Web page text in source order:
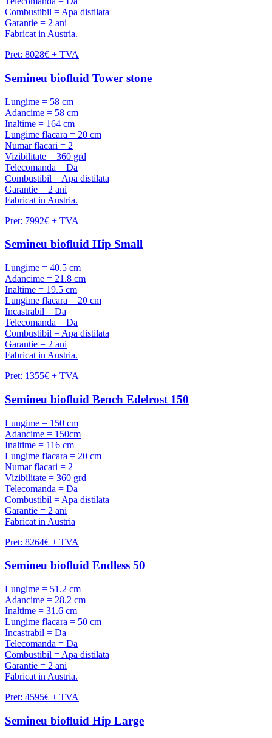
Combustibil = Apa distilata
Garantie = 2 ani
Fabricat in Austria.
Pret: 8028€ + TVA
Semineu biofluid Tower stone
Lungime = 58 cm
Adancime = 58 cm
Inaltime = 164 cm
Lungime flacara = 20 cm
Numar flacari = 2
Vizibilitate = 360 grd
Telecomanda = Da
Combustibil = Apa distilata
Garantie = 2 ani
Fabricat in Austria.
Pret: 7992€ + TVA
Semineu biofluid Hip Small
Lungime = 40.5 cm
Adancime = 21.8 cm
Inaltime = 19.5 cm
Lungime flacara = 20 cm
Incastrabil = Da
Telecomanda = Da
Combustibil = Apa distilata
Garantie = 2 ani
Fabricat in Austria.
Pret: 1355€ + TVA
Semineu biofluid Bench Edelrost 150
Lungime = 150 cm
Adancime = 150cm
Inaltime = 116 cm
Lungime flacara = 20 cm
Numar flacari = 2
Vizibilitate = 360 grd
Telecomanda = Da
Combustibil = Apa distilata
Garantie = 2 ani
Fabricat in Austria
Pret: 8264€ + TVA
Semineu biofluid Endless 50
Lungime = 51.2 cm
Adancime = 28.2 cm
Inaltime = 31.6 cm
Lungime flacara = 50 cm
Incastrabil = Da
Telecomanda = Da
Combustibil = Apa distilata
Garantie = 2 ani
Fabricat in Austria.
Pret: 4595€ + TVA
Semineu biofluid Hip Large